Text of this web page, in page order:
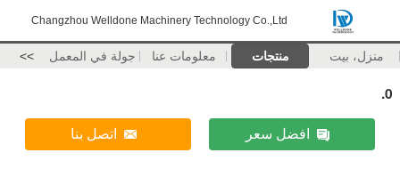
Changzhou Welldone Machinery Technology Co.,Ltd
منزل، بيت منتجات معلومات عنا جولة في المعمل >>
0.
افضل سعر اتصل بنا